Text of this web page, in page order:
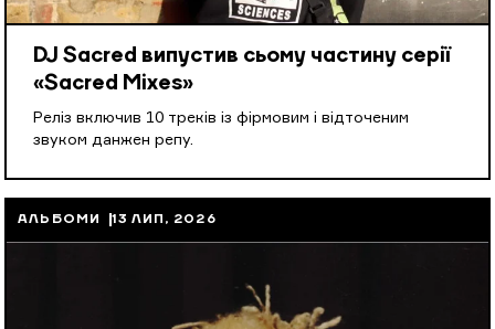
DJ Sacred випустив сьому частину серії
«Sacred Mixes»
Реліз включив 10 треків із фірмовим і відточеним
звуком данжен репу.
АЛЬБОМИ 13 ЛИП, 2026